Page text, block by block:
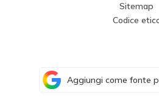
Sitemap
Codice
Aggiungi come fonte